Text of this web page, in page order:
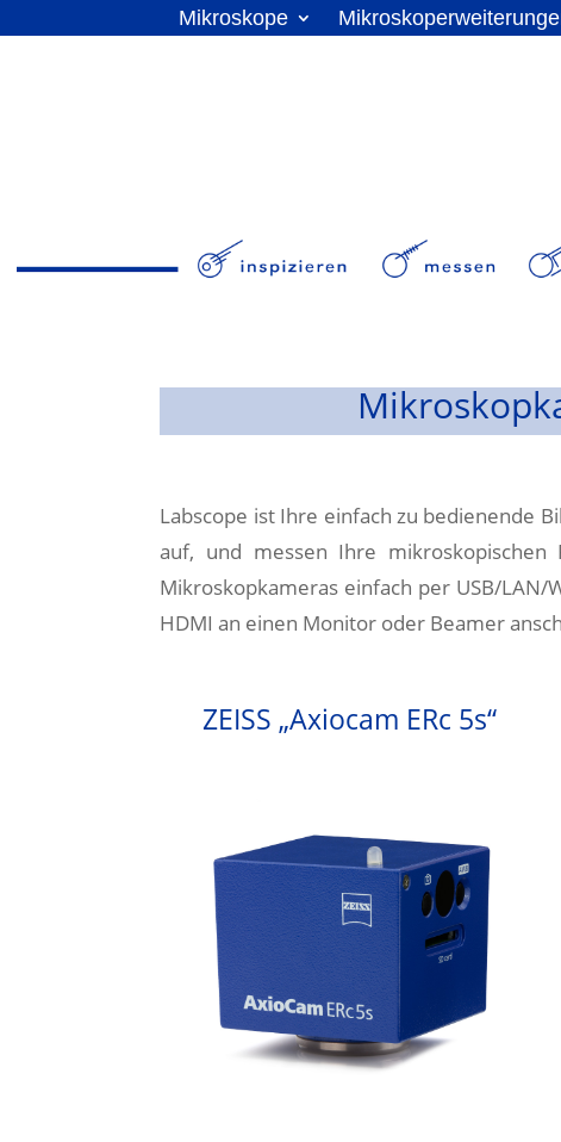
Mikroskope
Labscope ist Ihre einfach zu bedienende
auf, und messen Ihre
Mikroskopkameras einfach per USB/LAN/
HDMI an einen Monitor oder Beamer
ZEISS „Axiocam ERc 5s“